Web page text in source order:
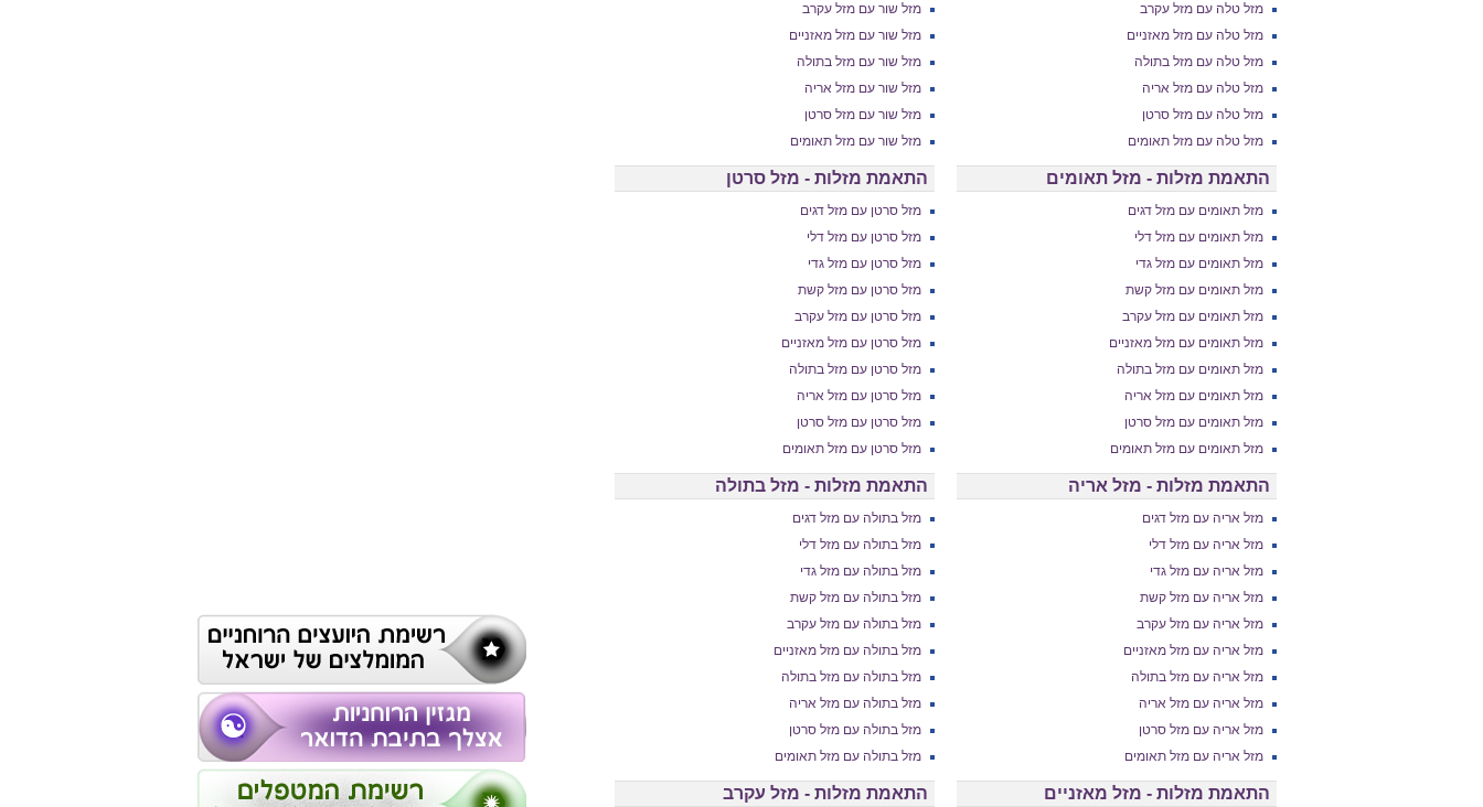
מזל טלה עם מזל עקרב
מזל טלה עם מזל מאזניים
מזל טלה עם מזל בתולה
מזל טלה עם מזל אריה
מזל טלה עם מזל סרטן
מזל טלה עם מזל תאומים
מזל שור עם מזל עקרב
מזל שור עם מזל מאזניים
מזל שור עם מזל בתולה
מזל שור עם מזל אריה
מזל שור עם מזל סרטן
מזל שור עם מזל תאומים
התאמת מזלות - מזל תאומים
מזל תאומים עם מזל דגים
מזל תאומים עם מזל דלי
מזל תאומים עם מזל גדי
מזל תאומים עם מזל קשת
מזל תאומים עם מזל עקרב
מזל תאומים עם מזל מאזניים
מזל תאומים עם מזל בתולה
מזל תאומים עם מזל אריה
מזל תאומים עם מזל סרטן
מזל תאומים עם מזל תאומים
התאמת מזלות - מזל סרטן
מזל סרטן עם מזל דגים
מזל סרטן עם מזל דלי
מזל סרטן עם מזל גדי
מזל סרטן עם מזל קשת
מזל סרטן עם מזל עקרב
מזל סרטן עם מזל מאזניים
מזל סרטן עם מזל בתולה
מזל סרטן עם מזל אריה
מזל סרטן עם מזל סרטן
מזל סרטן עם מזל תאומים
התאמת מזלות - מזל אריה
מזל אריה עם מזל דגים
מזל אריה עם מזל דלי
מזל אריה עם מזל גדי
מזל אריה עם מזל קשת
מזל אריה עם מזל עקרב
מזל אריה עם מזל מאזניים
מזל אריה עם מזל בתולה
מזל אריה עם מזל אריה
מזל אריה עם מזל סרטן
מזל אריה עם מזל תאומים
התאמת מזלות - מזל בתולה
מזל בתולה עם מזל דגים
מזל בתולה עם מזל דלי
מזל בתולה עם מזל גדי
מזל בתולה עם מזל קשת
מזל בתולה עם מזל עקרב
מזל בתולה עם מזל מאזניים
מזל בתולה עם מזל בתולה
מזל בתולה עם מזל אריה
מזל בתולה עם מזל סרטן
מזל בתולה עם מזל תאומים
התאמת מזלות - מזל מאזניים התאמת מזלות - מזל עקרב